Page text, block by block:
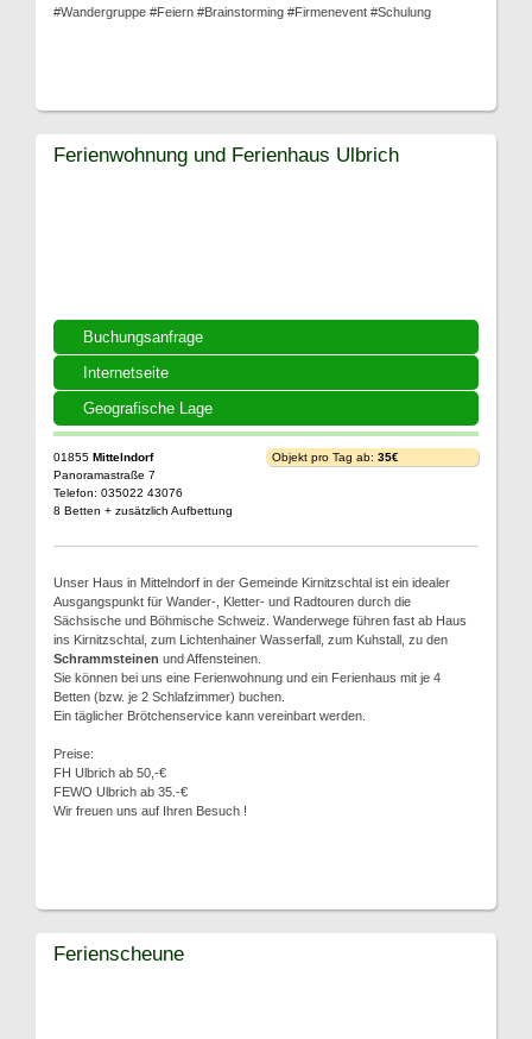
#Wandergruppe #Feiern #Brainstorming #Firmenevent #Schulung
Buchungsanfrage
Internetseite
Geografische Lage
Ferienwohnung und Ferienhaus Ulbrich
01855 Mittelndorf
Panoramastraße 7
Telefon: 035022 43076
8 Betten + zusätzlich Aufbettung
Objekt pro Tag ab: 35€
Unser Haus in Mittelndorf in der Gemeinde Kirnitzschtal ist ein idealer
Ausgangspunkt für Wander-, Kletter- und Radtouren durch die
Sächsische und Böhmische Schweiz. Wanderwege führen fast ab Haus
ins Kirnitzschtal, zum Lichtenhainer Wasserfall, zum Kuhstall, zu den
Schrammsteinen und Affensteinen.
Sie können bei uns eine Ferienwohnung und ein Ferienhaus mit je 4
Betten (bzw. je 2 Schlafzimmer) buchen.
Ein täglicher Brötchenservice kann vereinbart werden.
Preise:
FH Ulbrich ab 50,-€
FEWO Ulbrich ab 35.-€
Wir freuen uns auf Ihren Besuch !
Ferienscheune